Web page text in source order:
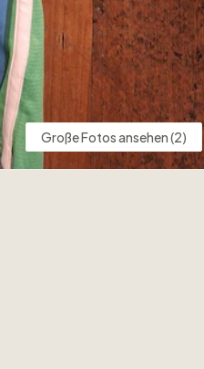
Große Fotos ansehen (2)